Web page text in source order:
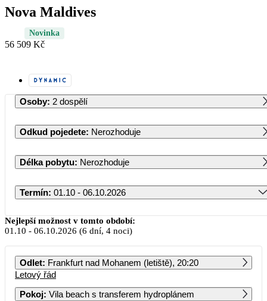
Nova Maldives
Novinka
56 509 Kč
Osoby: 2 dospělí
Odkud pojedete: Nerozhoduje
Délka pobytu: Nerozhoduje
Termín: 01.10 - 06.10.2026
Říjen 2026
PO ÚT ST ČT PÁ SO NE
56 509 58 249 57 579 59 059
Nejlepší možnost v tomto období:
01.10 - 06.10.2026 (6 dní, 4 noci)
Odlet: Frankfurt nad Mohanem (letiště), 20:20
Letový řád
Pokoj:
Vila beach s transferem hydroplánem